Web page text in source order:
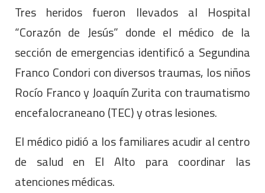
Tres heridos fueron llevados al Hospital
“Corazón de Jesús” donde el médico de la
sección de emergencias identificó a Segundina
Franco Condori con diversos traumas, los niños
Rocío Franco y Joaquín Zurita con traumatismo
encefalocraneano (TEC) y otras lesiones.
El médico pidió a los familiares acudir al centro
de salud en El Alto para coordinar las
atenciones médicas.